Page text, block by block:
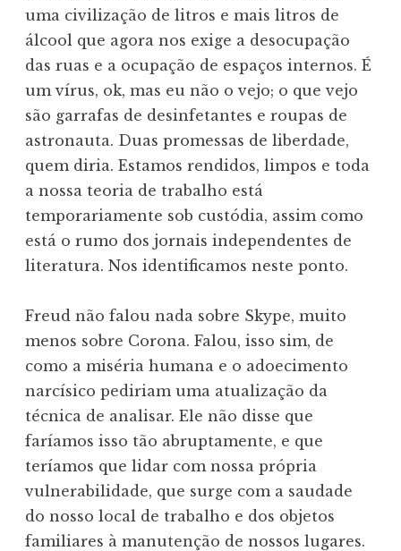
uma civilização de litros e mais litros de
álcool que agora nos exige a desocupação
das ruas e a ocupação de espaços internos. É
um vírus, ok, mas eu não o vejo; o que vejo
são garrafas de desinfetantes e roupas de
astronauta. Duas promessas de liberdade,
quem diria. Estamos rendidos, limpos e toda
a nossa teoria de trabalho está
temporariamente sob custódia, assim como
está o rumo dos jornais independentes de
literatura. Nos identificamos neste ponto.
Freud não falou nada sobre Skype, muito
menos sobre Corona. Falou, isso sim, de
como a miséria humana e o adoecimento
narcísico pediriam uma atualização da
técnica de analisar. Ele não disse que
faríamos isso tão abruptamente, e que
teríamos que lidar com nossa própria
vulnerabilidade, que surge com a saudade
do nosso local de trabalho e dos objetos
familiares à manutenção de nossos lugares.